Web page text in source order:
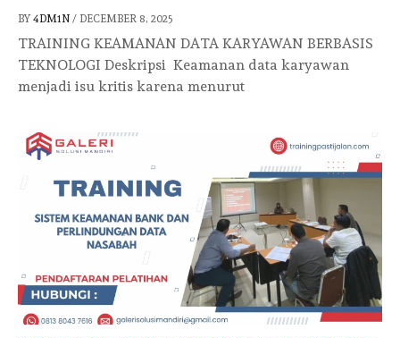
BY 4DM1N / DECEMBER 8, 2025
TRAINING KEAMANAN DATA KARYAWAN BERBASIS
TEKNOLOGI Deskripsi Keamanan data karyawan
menjadi isu kritis karena menurut